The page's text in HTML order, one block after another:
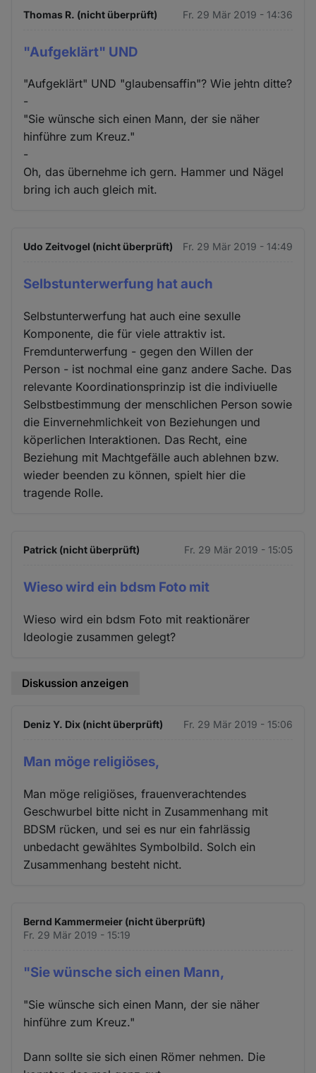
Thomas R. (nicht überprüft) Fr. 29 Mär 2019 - 14:36
"Aufgeklärt" UND
"Aufgeklärt" UND "glaubensaffin"? Wie jehtn ditte?
-
"Sie wünsche sich einen Mann, der sie näher
hinführe zum Kreuz."
-
Oh, das übernehme ich gern. Hammer und Nägel
bring ich auch gleich mit.
Udo Zeitvogel (nicht überprüft) Fr. 29 Mär 2019 - 14:49
Selbstunterwerfung hat auch
Selbstunterwerfung hat auch eine sexulle
Komponente, die für viele attraktiv ist.
Fremdunterwerfung - gegen den Willen der
Person - ist nochmal eine ganz andere Sache. Das
relevante Koordinationsprinzip ist die indiviuelle
Selbstbestimmung der menschlichen Person sowie
die Einvernehmlichkeit von Beziehungen und
köperlichen Interaktionen. Das Recht, eine
Beziehung mit Machtgefälle auch ablehnen bzw.
wieder beenden zu können, spielt hier die
tragende Rolle.
Patrick (nicht überprüft) Fr. 29 Mär 2019 - 15:05
Wieso wird ein bdsm Foto mit
Wieso wird ein bdsm Foto mit reaktionärer
Ideologie zusammen gelegt?
Diskussion anzeigen
Deniz Y. Dix (nicht überprüft) Fr. 29 Mär 2019 - 15:06
Man möge religiöses,
Man möge religiöses, frauenverachtendes
Geschwurbel bitte nicht in Zusammenhang mit
BDSM rücken, und sei es nur ein fahrlässig
unbedacht gewähltes Symbolbild. Solch ein
Zusammenhang besteht nicht.
Bernd Kammermeier (nicht überprüft)
Fr. 29 Mär 2019 - 15:19
"Sie wünsche sich einen Mann,
"Sie wünsche sich einen Mann, der sie näher
hinführe zum Kreuz."
Dann sollte sie sich einen Römer nehmen. Die